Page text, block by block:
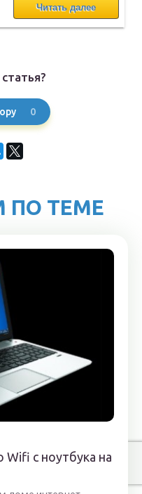
Читать далее
0
ПО ТЕМЕ
Wifi с ноутбука на